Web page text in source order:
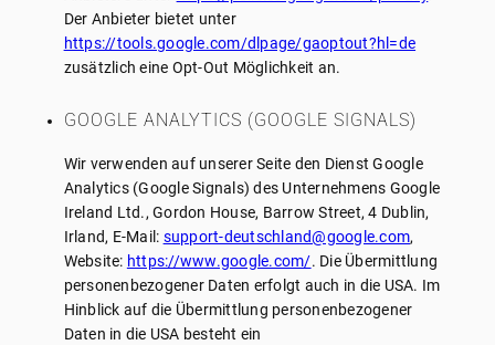
Der Anbieter bietet unter
https://tools.google.com/dlpage/gaoptout?hl=de
zusätzlich eine Opt-Out Möglichkeit an.
GOOGLE ANALYTICS (GOOGLE SIGNALS)
Wir verwenden auf unserer Seite den Dienst Google
Analytics (Google Signals) des Unternehmens Google
Ireland Ltd., Gordon House, Barrow Street, 4 Dublin,
Irland, E-Mail: support-deutschland@google.com,
Website: https://www.google.com/. Die Übermittlung
personenbezogener Daten erfolgt auch in die USA. Im
Hinblick auf die Übermittlung personenbezogener
Daten in die USA besteht ein